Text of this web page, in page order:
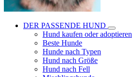
DER PASSENDE HUND
Hund kaufen oder adoptieren
Beste Hunde
Hunde nach Typen
Hund nach Größe
Hund nach Fell